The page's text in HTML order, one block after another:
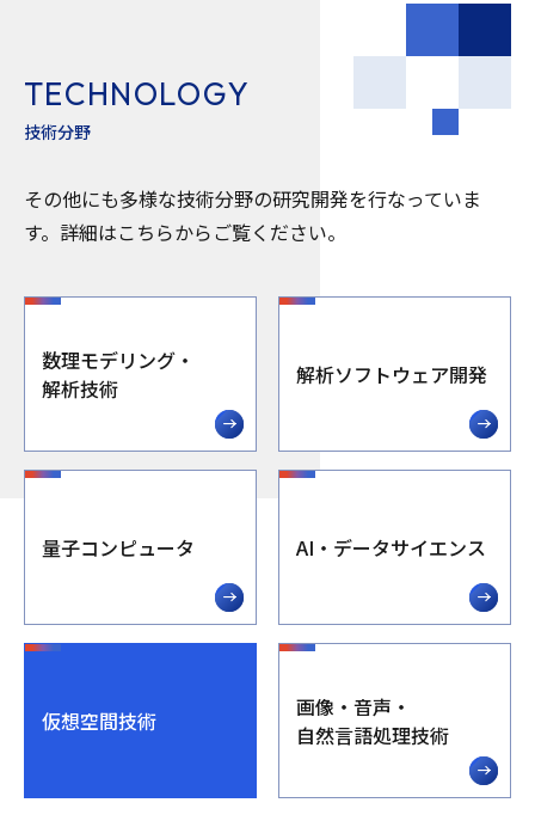
TECHNOLOGY
技術分野
その他にも多様な技術分野の研究開発を行なっていま
す。詳細はこちらからご覧ください。
数理モデリング・
解析技術
解析ソフトウェア開発
量子コンピュータ AI・データサイエンス
仮想空間技術
画像・音声・
自然言語処理技術